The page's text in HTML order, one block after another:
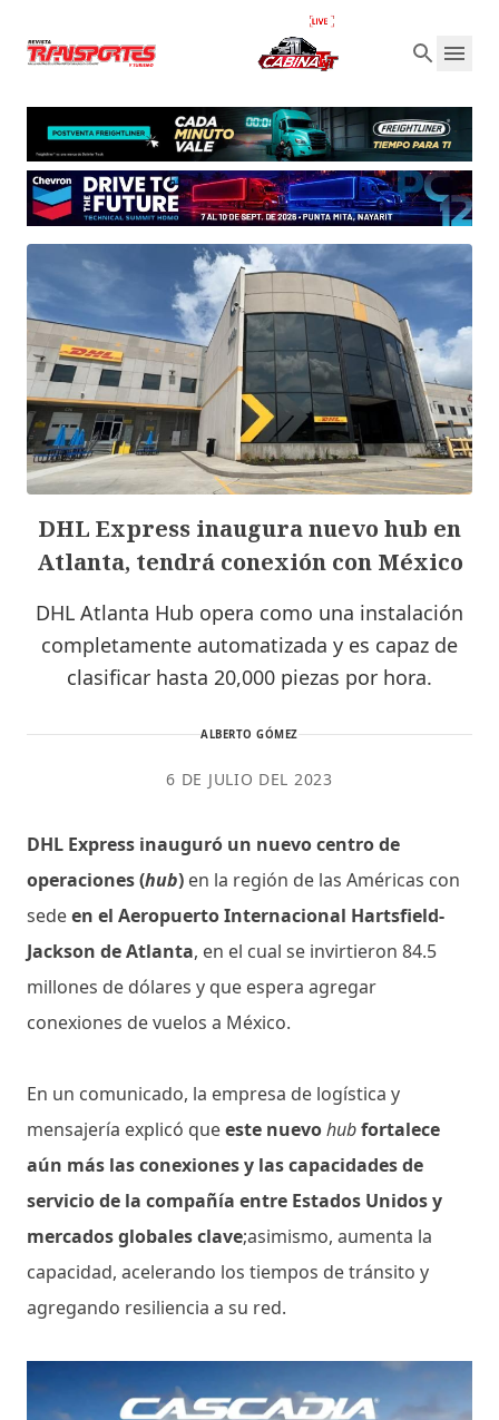
DHL Express inaugura nuevo hub en
Atlanta, tendrá conexión con México
DHL Atlanta Hub opera como una instalación
completamente automatizada y es capaz de
clasificar hasta 20,000 piezas por hora.
ALBERTO GÓMEZ
6 DE JULIO DEL 2023
DHL Express inauguró un nuevo centro de
operaciones (hub) en la región de las Américas con
sedeen el Aeropuerto Internacional Hartsfield-
Jackson de Atlanta, en el cual se invirtieron 84.5
millones de dólares y que espera agregar
conexiones de vuelos a México.
En un comunicado, la empresa de logística y
mensajería explicó queeste nuevohubfortalece
aún más las conexiones y las capacidades de
servicio de la compañía entre Estados Unidos y
mercados globales clave;asimismo, aumenta la
capacidad, acelerando los tiempos de tránsito y
agregando resiliencia a su red.